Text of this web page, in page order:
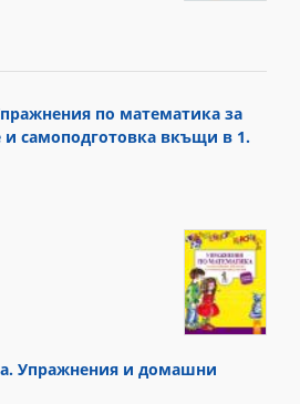
по математика за
и самоподготовка вкъщи в 1.
Упражнения и домашни